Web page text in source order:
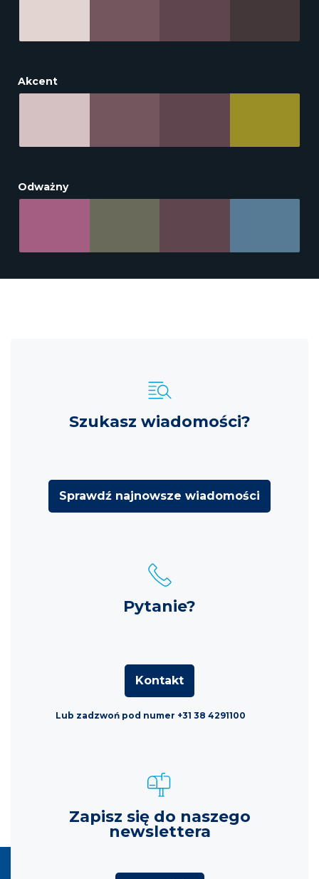
Akcent
Odważny
Szukasz wiadomości?
Sprawdź najnowsze wiadomości
Pytanie?
Kontakt
Lub zadzwoń pod numer +31 38 4291100
Zapisz się do naszego
newslettera